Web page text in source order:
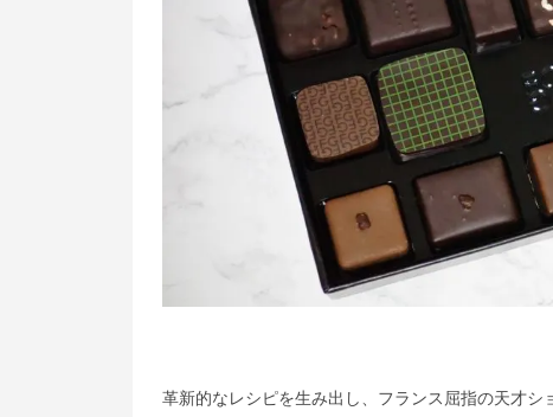
革新的なレシピを生み出し、フランス屈指の天才